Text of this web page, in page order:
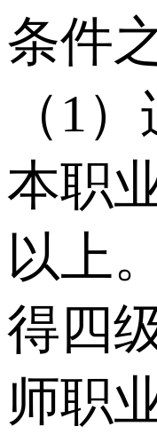
条件
（1
本职
以上
得四
师职